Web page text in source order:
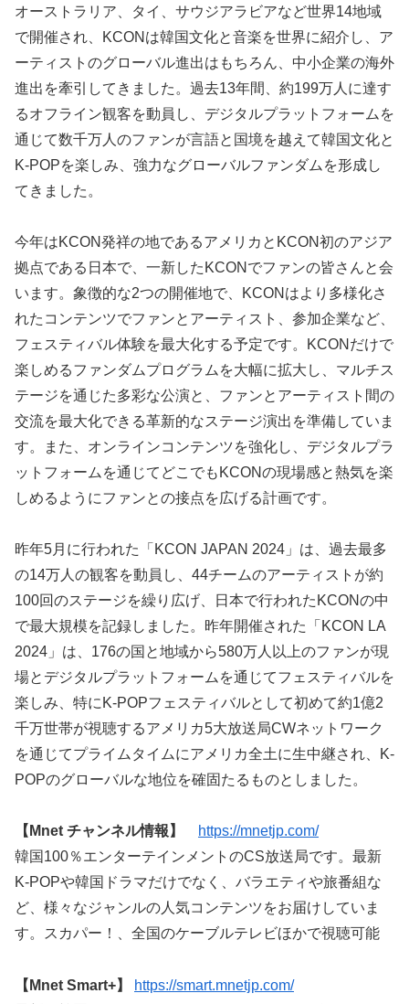
オーストラリア、タイ、サウジアラビアなど世界14地域
で開催され、KCONは韓国文化と音楽を世界に紹介し、ア
ーティストのグローバル進出はもちろん、中小企業の海外
進出を牽引してきました。過去13年間、約199万人に達す
るオフライン観客を動員し、デジタルプラットフォームを
通じて数千万人のファンが言語と国境を越えて韓国文化と
K-POPを楽しみ、強力なグローバルファンダムを形成し
てきました。
今年はKCON発祥の地であるアメリカとKCON初のアジア
拠点である日本で、一新したKCONでファンの皆さんと会
います。象徴的な2つの開催地で、KCONはより多様化さ
れたコンテンツでファンとアーティスト、参加企業など、
フェスティバル体験を最大化する予定です。KCONだけで
楽しめるファンダムプログラムを大幅に拡大し、マルチス
テージを通じた多彩な公演と、ファンとアーティスト間の
交流を最大化できる革新的なステージ演出を準備していま
す。また、オンラインコンテンツを強化し、デジタルプラ
ットフォームを通じてどこでもKCONの現場感と熱気を楽
しめるようにファンとの接点を広げる計画です。
昨年5月に行われた「KCON JAPAN 2024」は、過去最多
の14万人の観客を動員し、44チームのアーティストが約
100回のステージを繰り広げ、日本で行われたKCONの中
で最大規模を記録しました。昨年開催された「KCON LA
2024」は、176の国と地域から580万人以上のファンが現
場とデジタルプラットフォームを通じてフェスティバルを
楽しみ、特にK-POPフェスティバルとして初めて約1億2
千万世帯が視聴するアメリカ5大放送局CWネットワーク
を通じてプライムタイムにアメリカ全土に生中継され、K-
POPのグローバルな地位を確固たるものとしました。
【Mnet チャンネル情報】
https://mnetjp.com/
韓国100％エンターテインメントのCS放送局です。最新
K-POPや韓国ドラマだけでなく、バラエティや旅番組な
ど、様々なジャンルの人気コンテンツをお届けしていま
す。スカパー！、全国のケーブルテレビほかで視聴可能
【Mnet Smart+】
https://smart.mnetjp.com/